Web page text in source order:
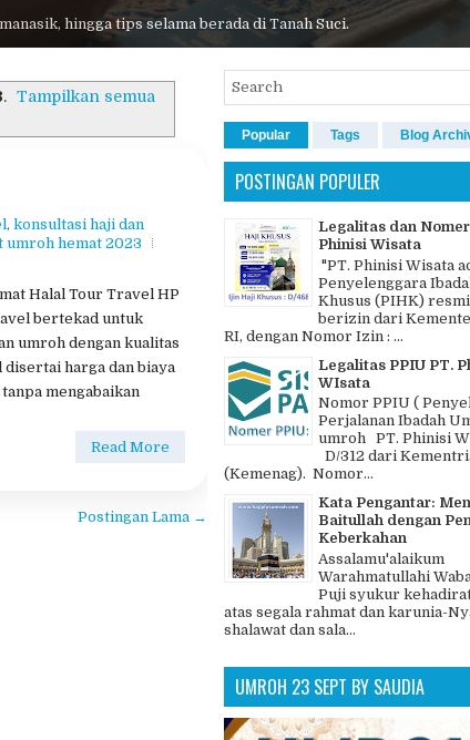
hingga tips selama berada di Tanah Suci.
. Tampilkan semua
, konsultasi haji dan
umroh hemat 2023
Halal Tour Travel HP
bertekad untuk
umroh dengan kualitas
disertai harga dan biaya
mengabaikan
Read More
Postingan Lama →
Popular Tags Blog
POSTINGAN POPULER
Legalitas dan
Phinisi Wisata
"PT. Phinisi Wisata
Penyelenggara
Khusus (PIHK)
berizin dari
RI, dengan Nomor Izin : ...
Legalitas PPIU PT.
WIsata
Nomor PPIU (
Perjalanan Ibadah
umroh PT. Phinisi
D/312 dari
(Kemenag). Nomor...
Kata Pengantar:
Baitullah dengan
Keberkahan
Assalamu'alaikum
Warahmatullahi
Puji syukur
atas segala rahmat dan karunia-
shalawat dan sala...
UMROH 23 SEPT BY SAUDIA